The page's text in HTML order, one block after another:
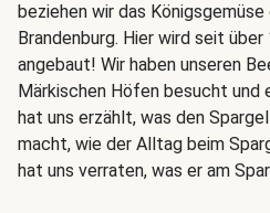
beziehen wir das
Brandenburg. Hier wird seit über
angebaut! Wir haben unseren
Märkischen Höfen besucht und
hat uns erzählt, was den
macht, wie der Alltag beim
hat uns verraten, was er am